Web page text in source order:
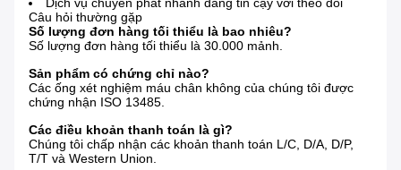
Dịch vụ chuyển phát nhanh đáng tin cậy với theo dõi
Câu hỏi thường gặp
Số lượng đơn hàng tối thiểu là bao nhiêu?
Số lượng đơn hàng tối thiểu là 30.000 mảnh.
Sản phẩm có chứng chỉ nào?
Các ống xét nghiệm máu chân không của chúng tôi được
chứng nhận ISO 13485.
Các điều khoản thanh toán là gì?
Chúng tôi chấp nhận các khoản thanh toán L/C, D/A, D/P,
T/T và Western Union.